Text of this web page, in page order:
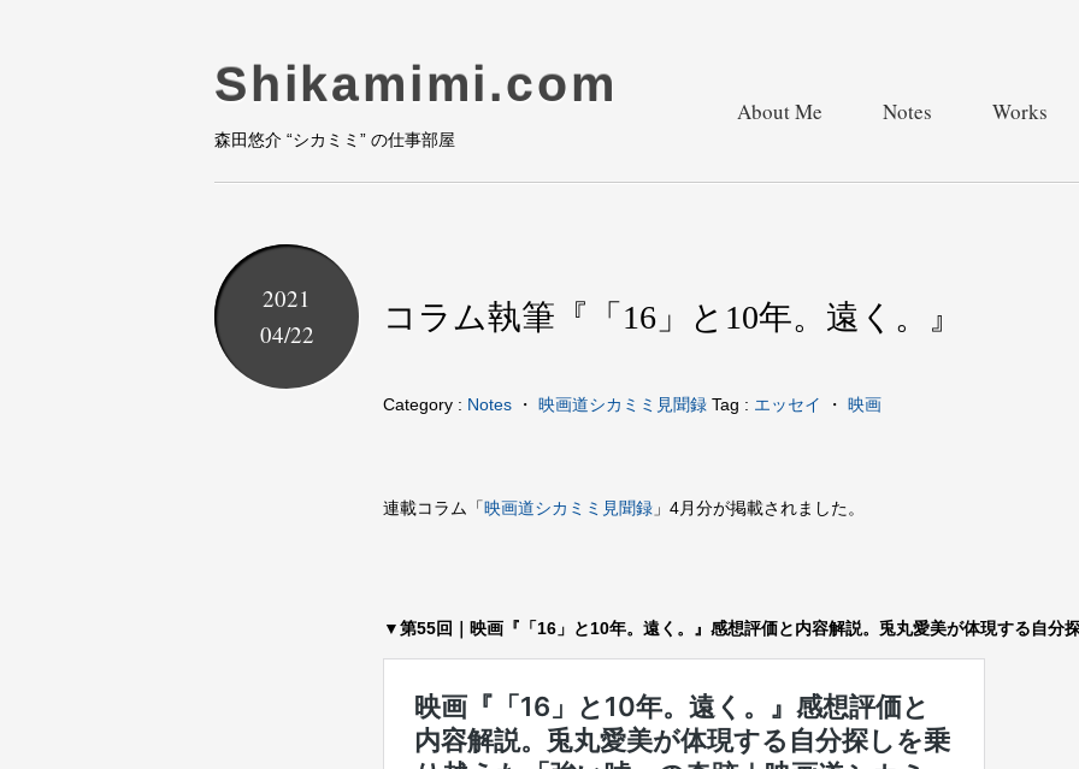
Shikamimi.com
森田悠介 “シカミミ” の仕事部屋
About Me Notes Works
コラム執筆『「16」と10年。遠く。』
2021
04/22
Category : Notes ・ 映画道シカミミ見聞録 Tag : エッセイ ・ 映画
連載コラム「映画道シカミミ見聞録 」4月分が掲載されました。
▼第55回｜映画『「16」と10年。遠く。』感想評価と内容解説。兎丸愛美が体現する自分